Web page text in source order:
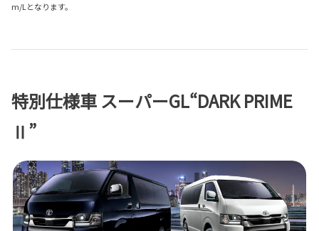
m/Lとなります。
特別仕様車 スーパーGL“DARK PRIME
Ⅱ”